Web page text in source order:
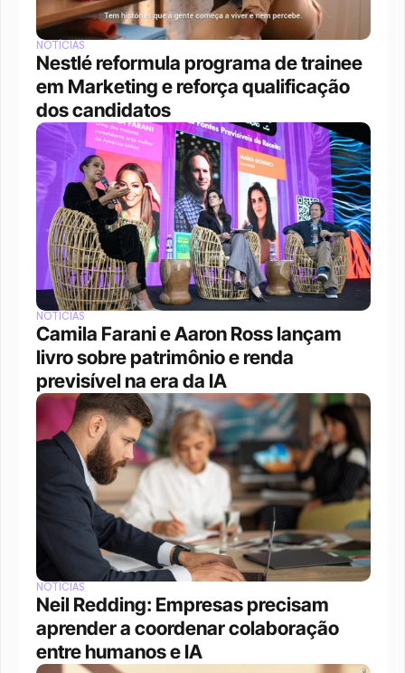
NOTÍCIAS
Nestlé reformula programa de trainee
em Marketing e reforça qualificação
dos candidatos
NOTÍCIAS
Camila Farani e Aaron Ross lançam
livro sobre patrimônio e renda
previsível na era da IA
NOTÍCIAS
Neil Redding: Empresas precisam
aprender a coordenar colaboração
entre humanos e IA